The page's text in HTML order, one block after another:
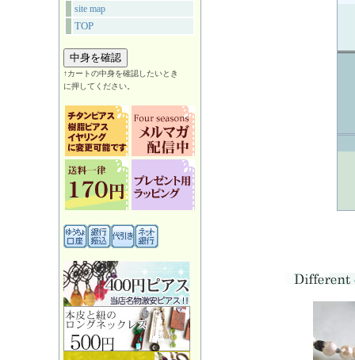
site map
TOP
↑カートの中身を確認したいとき
に押してください。